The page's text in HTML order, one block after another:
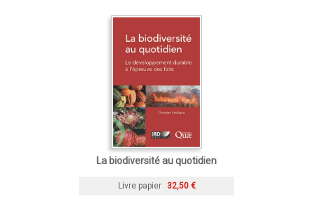
La biodiversité au quotidien
Livre papier 32,50 €